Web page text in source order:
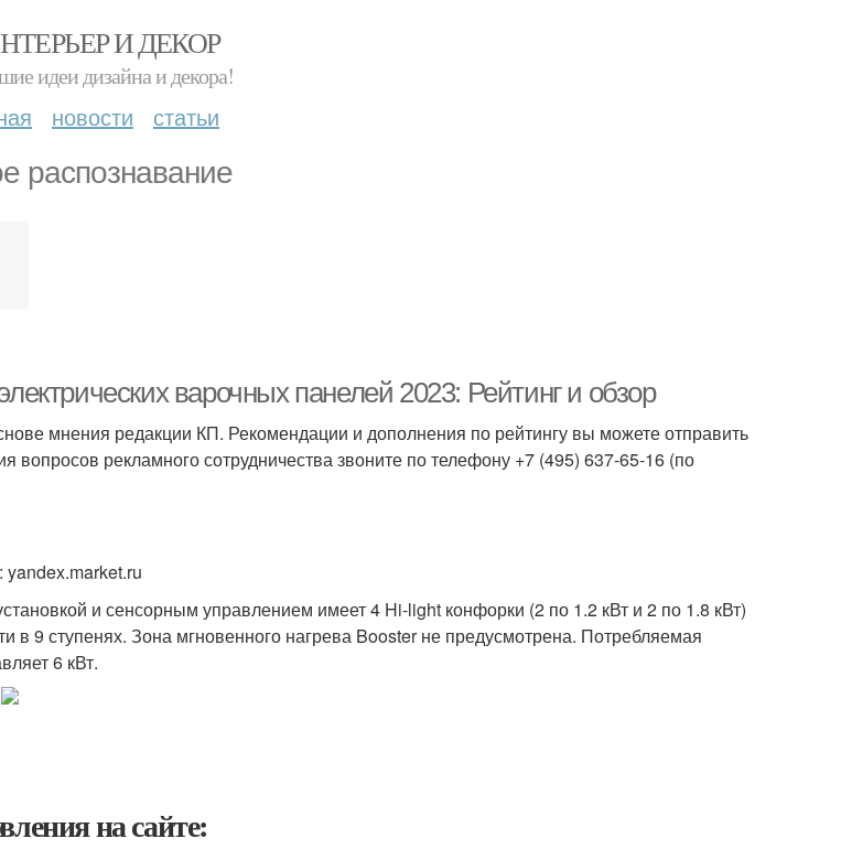
И ДЕКОР
идеи дизайна и декора!
новости статьи
распознавание
варочных панелей 2023: Рейтинг и обзор
мнения редакции КП. Рекомендации и дополнения по рейтингу вы можете отправить
вопросов рекламного сотрудничества звоните по телефону +7 (495) 637-65-16 (по
и сенсорным управлением имеет 4 Hi-light конфорки (2 по 1.2 кВт и 2 по 1.8 кВт)
в 9 ступенях. Зона мгновенного нагрева Booster не предусмотрена. Потребляемая
6 кВт.
на сайте: